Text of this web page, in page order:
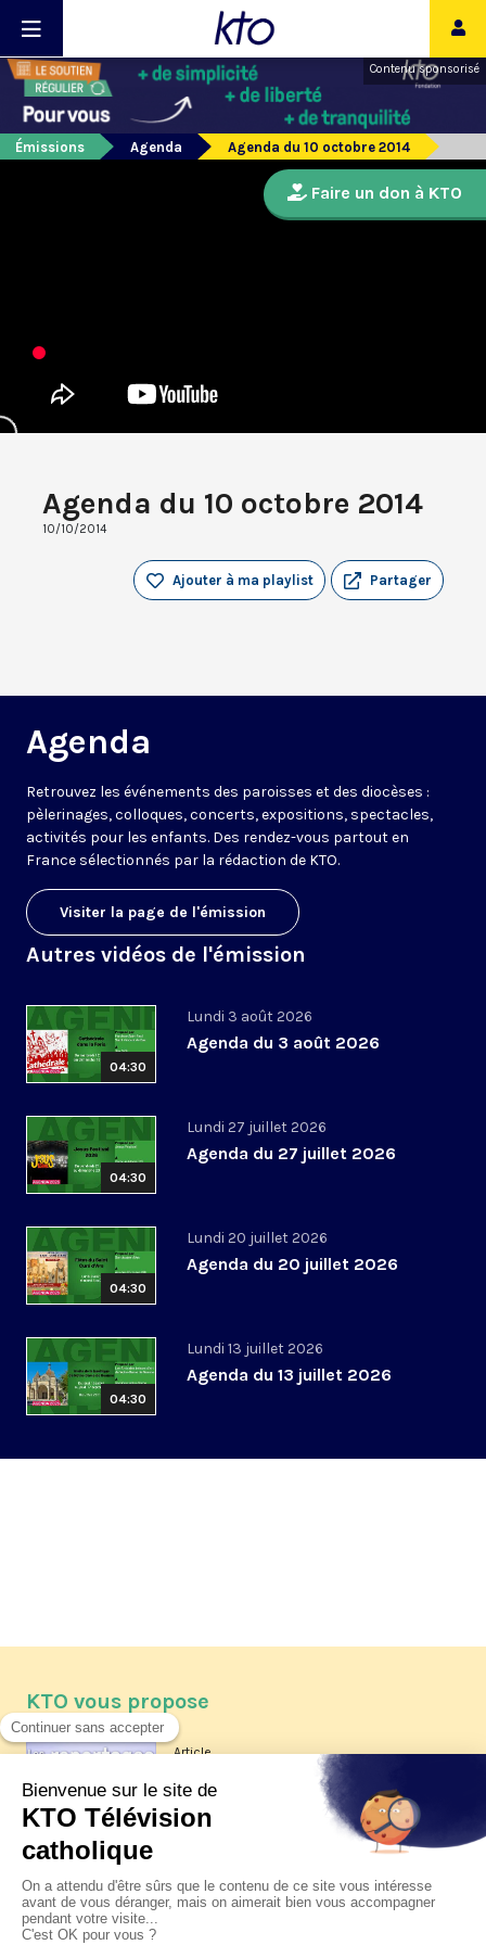
Contenu sponsorisé
Émissions Agenda Agenda du 10 octobre 2014
Agenda du 10 octobre 2014
10/10/2014
Partager
Ajouter à ma playlist
Agenda
Retrouvez les événements des paroisses et des diocèses :
pèlerinages, colloques, concerts, expositions, spectacles,
activités pour les enfants. Des rendez-vous partout en
France sélectionnés par la rédaction de KTO.
Visiter la page de l'émission
Autres vidéos de l'émission
04:30
Lundi 3 août 2026
Agenda du 3 août 2026
04:30
Lundi 27 juillet 2026
Agenda du 27 juillet 2026
04:30
Lundi 20 juillet 2026
Agenda du 20 juillet 2026
04:30
Lundi 13 juillet 2026
Agenda du 13 juillet 2026
Faire un don à KTO
KTO vous propose
Article
Les reportages d'été 2026 de KTO
La visite pastorale du pape Léon
XIV à Assise à suivre sur KTO le
jeudi 6 août